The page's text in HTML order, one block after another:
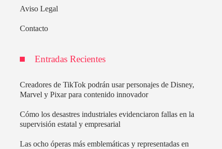
Aviso Legal
Contacto
Entradas Recientes
Creadores de TikTok podrán usar personajes de Disney,
Marvel y Pixar para contenido innovador
Cómo los desastres industriales evidenciaron fallas en la
supervisión estatal y empresarial
Las ocho óperas más emblemáticas y representadas en